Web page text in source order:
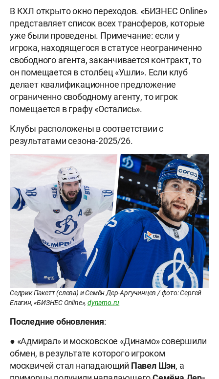
В КХЛ открыто окно переходов. «БИЗНЕС Online»
представляет список всех трансферов, которые
уже были проведены. Примечание: если у
игрока, находящегося в статусе неограниченно
свободного агента, заканчивается контракт, то
он помещается в столбец «Ушли». Если клуб
делает квалификационное предложение
ограниченно свободному агенту, то игрок
помещается в графу «Остались».
Клубы расположены в соответствии с
результатами сезона-2025/26.
Седрик Пакетт (слева) и Семён Дер-Аргучинцев / фото: Сергей
Елагин, «БИЗНЕС Online», dynamo.ru
Последние обновления:
● «Адмирал» и московское «Динамо» совершили
обмен, в результате которого игроком
москвичей стал нападающий Павел Шэн, а